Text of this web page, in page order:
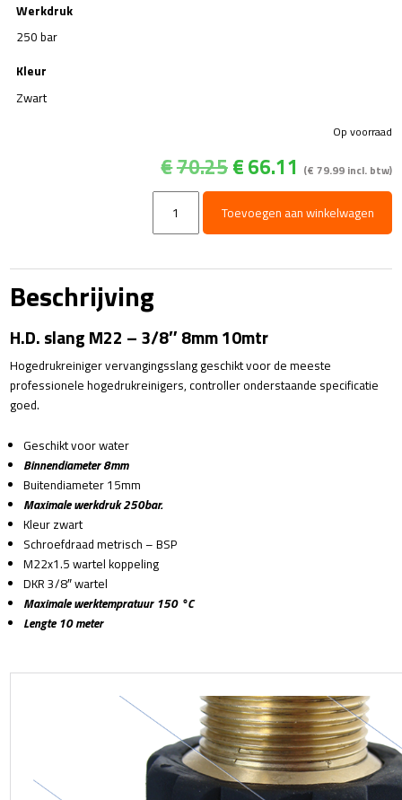
Werkdruk
250 bar
Kleur
Zwart
€70.25Oorspronkelijke
prijs
was:
€70.25.
€66.11 Huidige
prijs
is:
€66.11.
(€ 79.99incl. btw)
Op voorraad
slang
M22-
10mtr
Toevoegen aan winkelwagen
Beschrijving
H.D. slang M22 – 3/8″ 8mm 10mtr
Hogedrukreiniger vervangingsslang geschikt voor de meeste
professionele hogedrukreinigers, controller onderstaande specificatie
goed.
Geschikt voor water
Binnendiameter 8mm
Buitendiameter 15mm
Maximale werkdruk 250bar.
Kleur zwart
Schroefdraad metrisch – BSP
M22x1.5 wartel koppeling
DKR 3/8″ wartel
Maximale werktempratuur 150 °C
Lengte 10 meter